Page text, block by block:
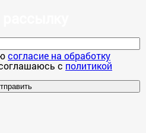
согласие на обработку
с политикой